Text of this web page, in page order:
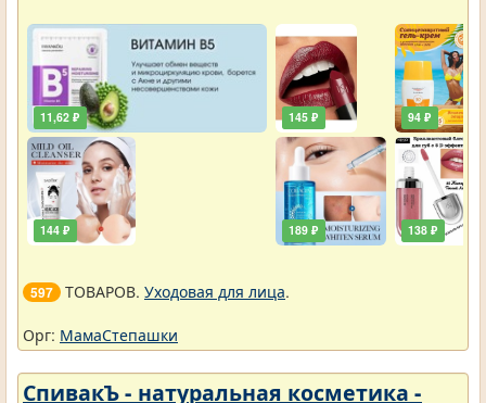
11,62 ₽
144 ₽
145 ₽
189 ₽
94 ₽
138 ₽
597 ТОВАРОВ. Уходовая для лица.
Орг: МамаСтепашки
СпивакЪ - натуральная косметика -